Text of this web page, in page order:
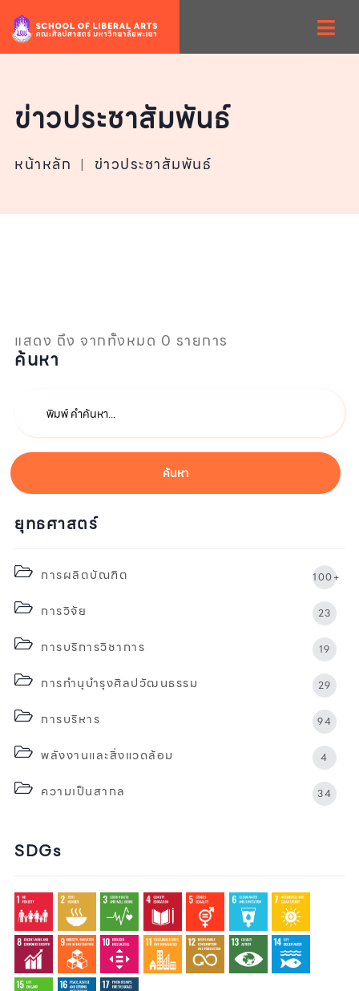
ข่าวประชาสัมพันธ์
หน้าหลัก | ข่าวประชาสัมพันธ์
แสดง ถึง จากทั้งหมด 0 รายการ
ค้นหา
ค้นหา
ยุทธศาสตร์
การผลิตบัณฑิต 100+
การวิจัย 23
การบริการวิชาการ 19
การทำนุบำรุงศิลปวัฒนธรรม 29
การบริหาร 94
พลังงานและสิ่งแวดล้อม 4
ความเป็นสากล 34
SDGs